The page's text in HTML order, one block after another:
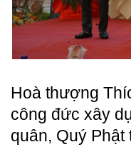
Hoà thượng
công đức xây
quân, Quý